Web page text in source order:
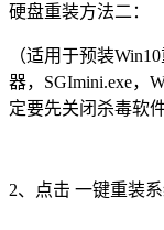
硬盘重装方法二：
（适用于预装
器，SGImini.exe，
定要先关闭杀毒软件
2、点击 一键重装系